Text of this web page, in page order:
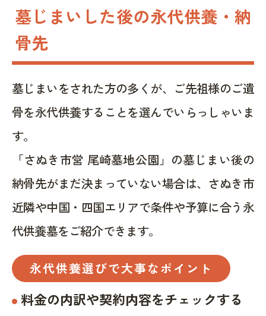
墓じまいした後の永代供養・納
骨先
墓じまいをされた方の多くが、ご先祖様のご遺
骨を永代供養することを選んでいらっしゃいま
す。
「さぬき市営 尾崎墓地公園」の墓じまい後の
納骨先がまだ決まっていない場合は、さぬき市
近隣や中国・四国エリアで条件や予算に合う永
代供養墓をご紹介できます。
永代供養選びで大事なポイント
料金の内訳や契約内容をチェックする